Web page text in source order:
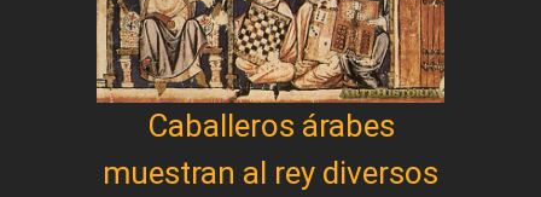
Caballeros árabes
muestran al rey diversos